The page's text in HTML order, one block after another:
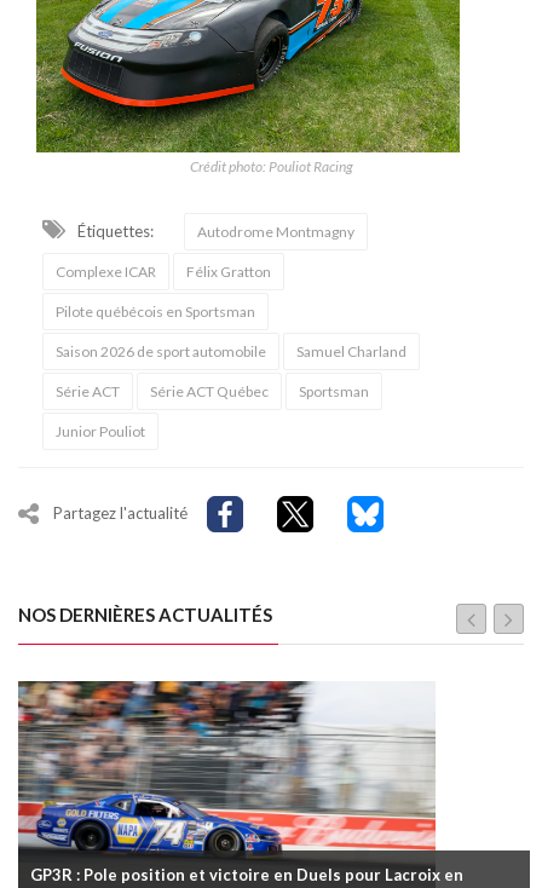
Crédit photo: Pouliot Racing
Étiquettes: Autodrome Montmagny
Complexe ICAR Félix Gratton
Pilote québécois en Sportsman
Saison 2026 de sport automobile Samuel Charland
Série ACT Série ACT Québec Sportsman
Junior Pouliot
Partagez l'actualité
NOS DERNIÈRES ACTUALITÉS
GP3R : Pole position et victoire en Duels pour Lacroix en